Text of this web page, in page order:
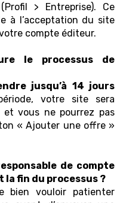
> Entreprise). Ce
à l’acceptation du site
compte éditeur.
le processus de
jusqu’à 14 jours
votre site sera
et vous ne pourrez pas
« Ajouter une offre »
de compte
la fin du processus ?
bien vouloir patienter